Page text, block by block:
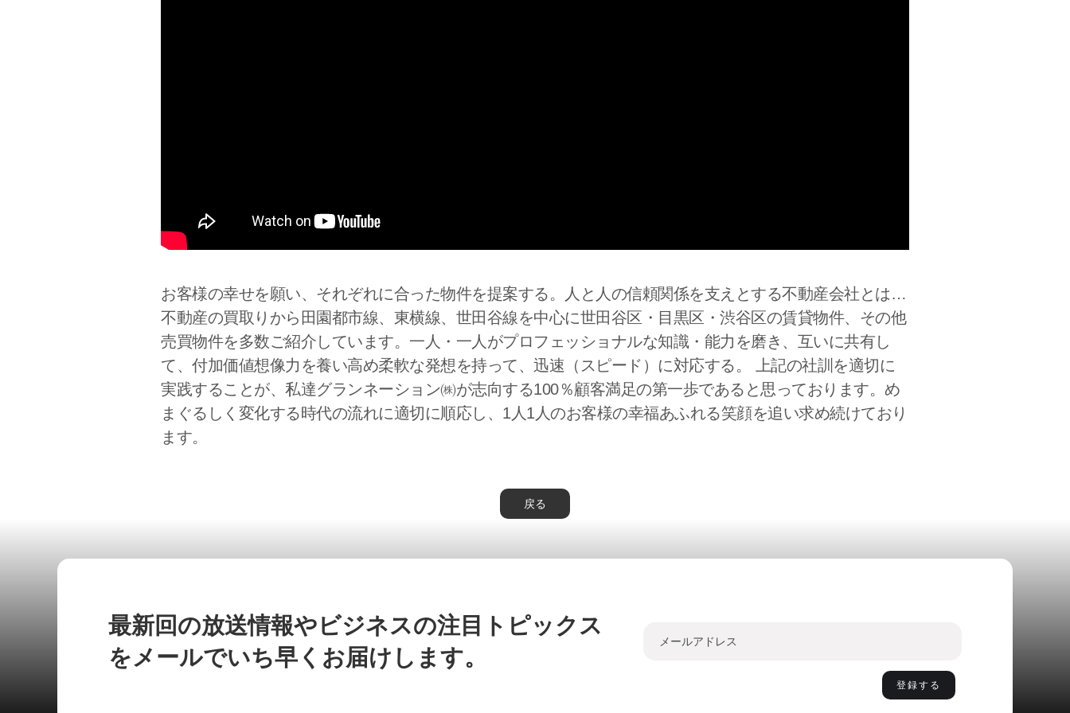
お客様の幸せを願い、それぞれに合った物件を提案する。人と人の信頼関係を支えとする不動産会社とは…
不動産の買取りから田園都市線、東横線、世田谷線を中心に世田谷区・目黒区・渋谷区の賃貸物件、その他
売買物件を多数ご紹介しています。一人・一人がプロフェッショナルな知識・能力を磨き、互いに共有し
て、付加価値想像力を養い高め柔軟な発想を持って、迅速（スピード）に対応する。 上記の社訓を適切に
実践することが、私達グランネーション㈱が志向する100％顧客満足の第一歩であると思っております。め
まぐるしく変化する時代の流れに適切に順応し、1人1人のお客様の幸福あふれる笑顔を追い求め続けており
ます。
戻る
最新回の放送情報やビジネスの注目トピックス
をメールでいち早くお届けします。